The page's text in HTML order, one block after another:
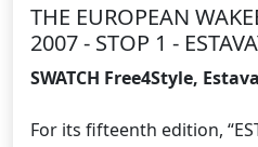
THE EUROPEAN
2007 - STOP 1 -
SWATCH Free4Style,
For its fifteenth edition,